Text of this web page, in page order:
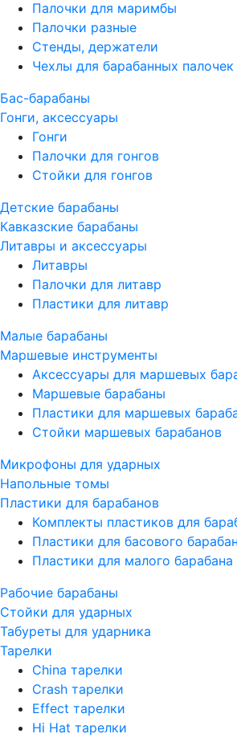
Палочки для маримбы
Палочки разные
Стенды, держатели
Чехлы для барабанных палочек
Бас-барабаны
Гонги, аксессуары
Гонги
Палочки для гонгов
Стойки для гонгов
Детские барабаны
Кавказские барабаны
Литавры и аксессуары
Литавры
Палочки для литавр
Пластики для литавр
Малые барабаны
Маршевые инструменты
Аксессуары для маршевых
Маршевые барабаны
Пластики для маршевых
Стойки маршевых барабанов
Микрофоны для ударных
Напольные томы
Пластики для барабанов
Комплекты пластиков для
Пластики для басового
Пластики для малого
Рабочие барабаны
Стойки для ударных
Табуреты для ударника
Тарелки
China тарелки
Crash тарелки
Effect тарелки
Hi Hat тарелки